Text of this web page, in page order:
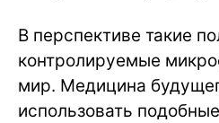
В перспективе такие
контролируемые
мир. Медицина
использовать